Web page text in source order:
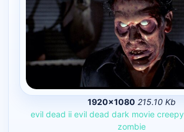
1920×1080 215.10 Kb
evil dead ii evil dead dark movie creepy
zombie